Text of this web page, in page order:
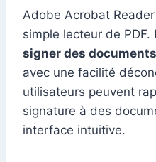
Adobe Acrobat Reader
simple lecteur de
signer des documents
avec une facilité
utilisateurs peuvent
signature à des
interface intuitive.